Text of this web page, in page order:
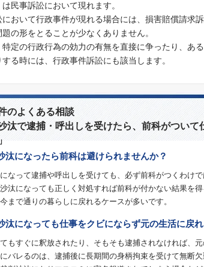
民事訴訟において現れます。
において行政事件が現れる場合には、損害賠償請求
題の形をとることが少なくありません。
特定の行政行為の効力の有無を直接に争ったり、あ
る時には、行政事件訴訟にも該当します。
のよくある相談
汰で逮捕・呼出しを受けたら、前科がついて
汰になったら前科は避けられませんか？
なって逮捕や呼出しを受けても、必ず前科がつくわけ
汰になっても正しく対処すれば前科が付かない結果を
まで通りの暮らしに戻れるケースが多いです。
汰になっても仕事をクビにならず元の生活に戻
もすぐに釈放されたり、そもそも逮捕されなければ、
バレるのは、逮捕後に長期間の身柄拘束を受けて無断